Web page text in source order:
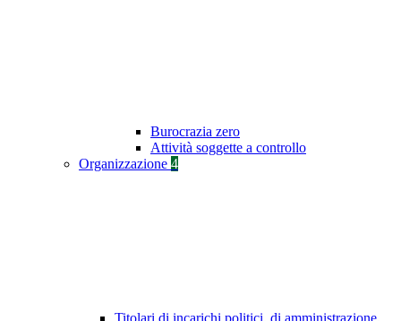
Burocrazia zero
Attività soggette a controllo
Organizzazione 4